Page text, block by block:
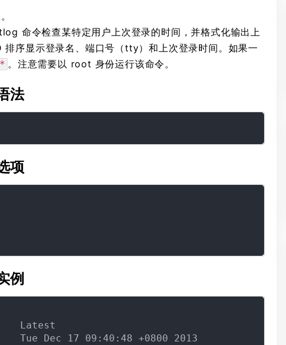
命令检查某特定用户上次登录的时间，并格式化输出上
排序显示登录名、端口号（tty）和上次登录时间。如果一
。注意需要以 root 身份运行该命令。
法
项
例
Latest
Dec 17 09:40:48 +0800 2013